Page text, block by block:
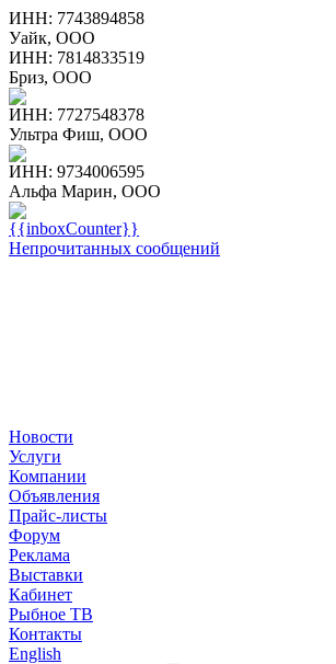
ИНН: 7743894858
Уайк, ООО
ИНН: 7814833519
Бриз, ООО
ИНН: 7727548378
Ультра Фиш, ООО
ИНН: 9734006595
Альфа Марин, ООО
{{inboxCounter}}
Непрочитанных сообщений
Новости
Услуги
Компании
Объявления
Прайс-листы
Форум
Реклама
Выставки
Кабинет
Рыбное ТВ
Контакты
English